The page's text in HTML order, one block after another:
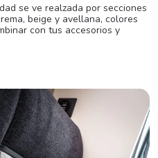
se ve realzada por secciones
beige y avellana, colores
con tus accesorios y